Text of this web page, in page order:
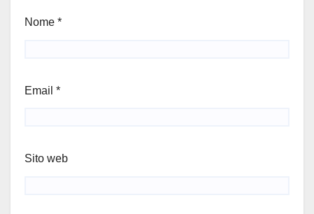
Nome *
Email *
Sito web